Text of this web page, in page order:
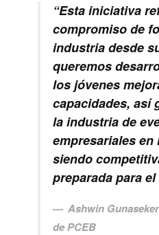
“Esta iniciativa
compromiso de
industria desde
queremos
los jóvenes
capacidades, así
la industria de
empresariales en
siendo
preparada para
Ashwin
de PCEB